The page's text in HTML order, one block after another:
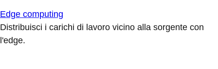
Edge computing
Distribuisci i carichi di lavoro vicino alla sorgente con
l'edge.